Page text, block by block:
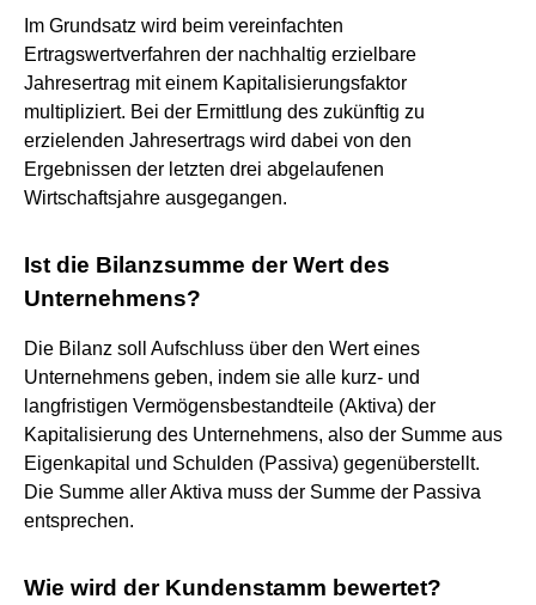
Im Grundsatz wird beim vereinfachten
Ertragswertverfahren der nachhaltig erzielbare
Jahresertrag mit einem Kapitalisierungsfaktor
multipliziert. Bei der Ermittlung des zukünftig zu
erzielenden Jahresertrags wird dabei von den
Ergebnissen der letzten drei abgelaufenen
Wirtschaftsjahre ausgegangen.
Ist die Bilanzsumme der Wert des
Unternehmens?
Die Bilanz soll Aufschluss über den Wert eines
Unternehmens geben, indem sie alle kurz- und
langfristigen Vermögensbestandteile (Aktiva) der
Kapitalisierung des Unternehmens, also der Summe aus
Eigenkapital und Schulden (Passiva) gegenüberstellt.
Die Summe aller Aktiva muss der Summe der Passiva
entsprechen.
Wie wird der Kundenstamm bewertet?